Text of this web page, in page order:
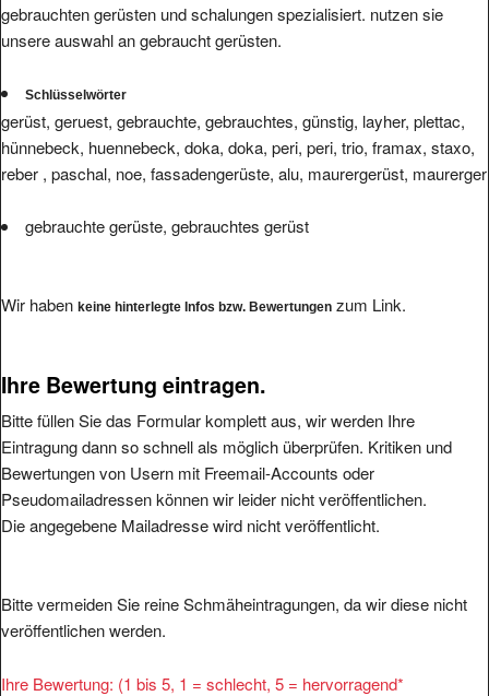
gebrauchten gerüsten und schalungen spezialisiert. nutzen sie
unsere auswahl an gebraucht gerüsten.
Schlüsselwörter
gerüst, geruest, gebrauchte, gebrauchtes, günstig, layher, plettac,
hünnebeck, huennebeck, doka, doka, peri, peri, trio, framax, staxo,
reber , paschal, noe, fassadengerüste, alu, maurergerüst, maurerger
gebrauchte gerüste, gebrauchtes gerüst
Wir haben keine hinterlegte Infos bzw. Bewertungen zum Link.
Ihre Bewertung eintragen.
Bitte füllen Sie das Formular komplett aus, wir werden Ihre
Eintragung dann so schnell als möglich überprüfen. Kritiken und
Bewertungen von Usern mit Freemail-Accounts oder
Pseudomailadressen können wir leider nicht veröffentlichen.
Die angegebene Mailadresse wird nicht veröffentlicht.
Bitte vermeiden Sie reine Schmäheintragungen, da wir diese nicht
veröffentlichen werden.
Ihre Bewertung: (1 bis 5, 1 = schlecht, 5 = hervorragend*